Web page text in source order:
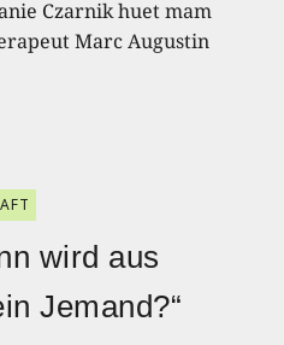
Czarnik huet mam
Marc Augustin
wird aus
Jemand?“